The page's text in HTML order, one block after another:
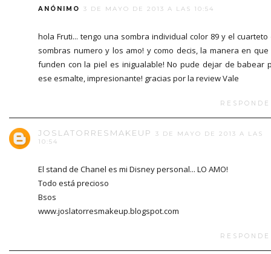
ANÓNIMO 3 DE MAYO DE 2013 A LAS 10:54
hola Fruti... tengo una sombra individual color 89 y el cuarteto
sombras numero y los amo! y como decis, la manera en que
funden con la piel es inigualable! No pude dejar de babear
ese esmalte, impresionante! gracias por la review Vale
JOSLATORRESMAKEUP
3 DE MAYO DE 2013 A LAS
10:54
El stand de Chanel es mi Disney personal... LO AMO!
Todo está precioso
Bsos
www.joslatorresmakeup.blogspot.com